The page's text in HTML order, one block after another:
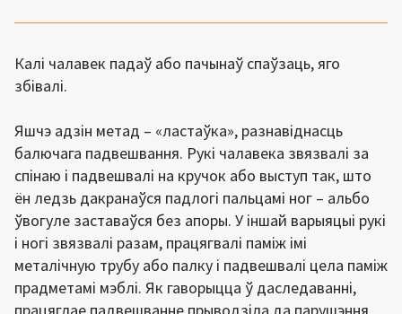
Калі чалавек падаў або пачынаў спаўзаць, яго
збівалі.
Яшчэ адзін метад – «ластаўка», разнавіднасць
балючага падвешвання. Рукі чалавека звязвалі за
спінаю і падвешвалі на кручок або выступ так, што
ён ледзь дакранаўся падлогі пальцамі ног – альбо
ўвогуле заставаўся без апоры. У іншай варыяцыі рукі
і ногі звязвалі разам, працягвалі паміж імі
металічную трубу або палку і падвешвалі цела паміж
прадметамі мэблі. Як гаворыцца ў даследаванні,